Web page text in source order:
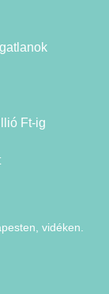
Ft-ig
vidéken.